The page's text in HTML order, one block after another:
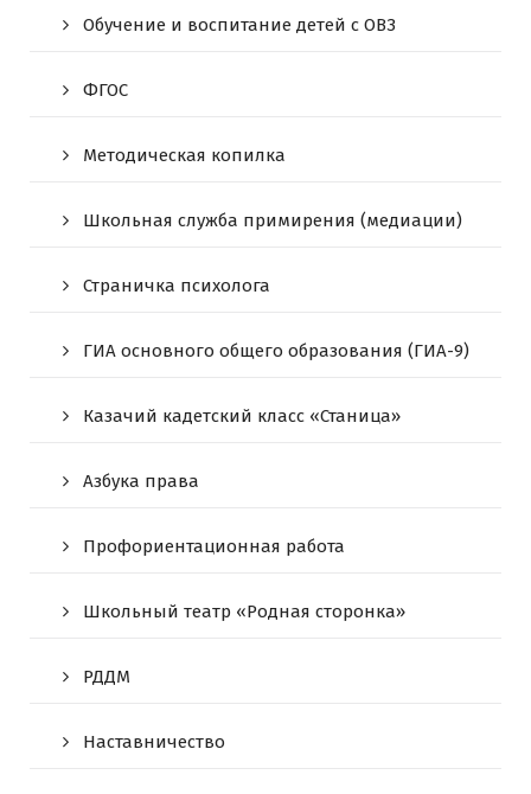
Обучение и воспитание детей с ОВЗ
ФГОС
Методическая копилка
Школьная служба примирения (медиации)
Страничка психолога
ГИА основного общего образования (ГИА-9)
Казачий кадетский класс «Станица»
Азбука права
Профориентационная работа
Школьный театр «Родная сторонка»
РДДМ
Наставничество